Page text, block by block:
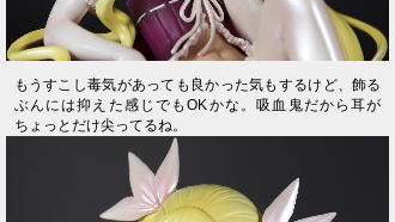
もうすこし毒気があっても良かった気もするけど、飾る
ぶんには抑えた感じでもOKかな。吸血鬼だから耳が
ちょっとだけ尖ってるね。